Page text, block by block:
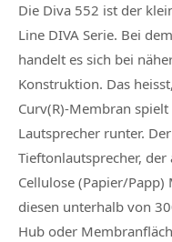
Die Diva 552 ist der
Line DIVA Serie. Bei
handelt es sich bei
Konstruktion. Das
Curv(R)-Membran
Lautsprecher runter.
Tieftonlautsprecher,
Cellulose (Papier/
diesen unterhalb von
Hub oder